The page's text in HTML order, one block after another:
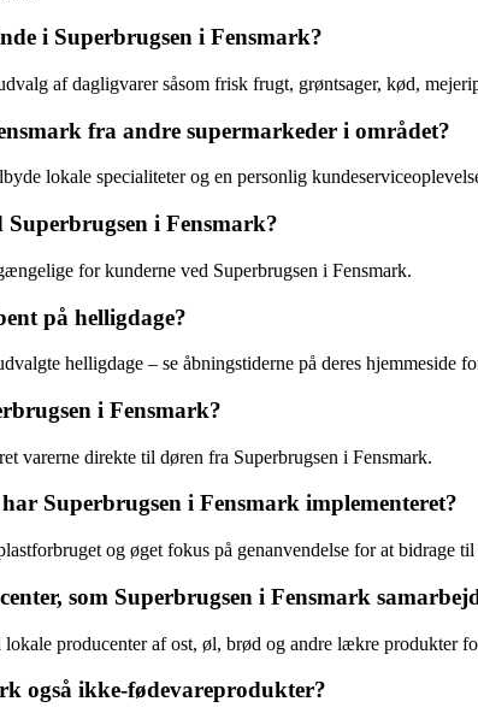
i Superbrugsen i Fensmark?
af dagligvarer såsom frisk frugt, grøntsager, kød,
fra andre supermarkeder i området?
lokale specialiteter og en personlig
i Fensmark?
for kunderne ved Superbrugsen i Fensmark.
på helligdage?
helligdage – se åbningstiderne på deres hjemmeside
i Fensmark?
varerne direkte til døren fra Superbrugsen i Fensmark.
Superbrugsen i Fensmark implementeret?
og øget fokus på genanvendelse for at bidrage
som Superbrugsen i Fensmark
lokale producenter af ost, øl, brød og andre lækre produkter
også ikke-fødevareprodukter?